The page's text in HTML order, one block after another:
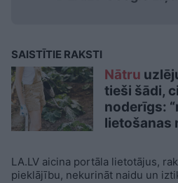
SAISTĪTIE RAKSTI
Nātru
tieši šādi,
noderīgs:
lietošanas
LA.LV aicina portāla lietotājus,
pieklājību, nekurināt naidu un